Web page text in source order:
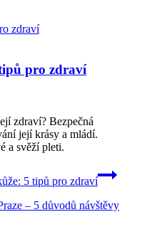
pro zdraví
zdraví? Bezpečná
její krásy a mládí.
a svěží pleti.
5 tipů pro zdraví